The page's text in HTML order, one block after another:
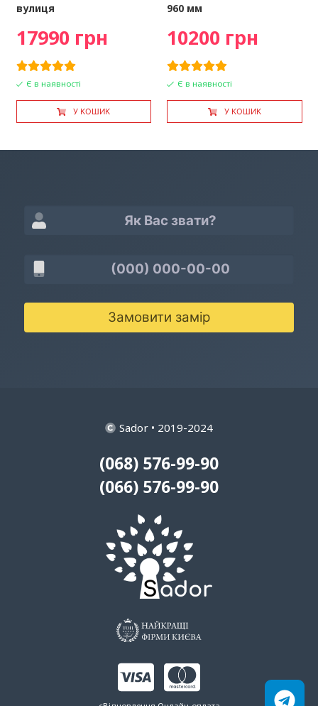
вулиця
17990 грн
Є в наявності
У КОШИК
960 мм
10200 грн
Є в наявності
У КОШИК
Замовити замір
Sador • 2019-2024
(068) 576-99-90
(066) 576-99-90